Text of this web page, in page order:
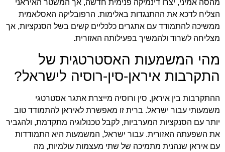
מהסה אמיני, יצרו דינמיקה פנימית חדשה, אך המשטר האיראני
הצליח לדכא את ההתנגדות באלימות. הרפובליקה האסלאמית
ממשיכה להתמודד עם אתגרים כלכליים קשים בשל הסנקציות, אך
מצליחה לשרוד ולהמשיך בפעילותה האזורית.
מהי המשמעות האסטרטגית של
התקרבות איראן-סין-רוסיה לישראל?
ההתקרבות בין איראן, סין ורוסיה מייצרת אתגר אסטרטגי
משמעותי עבור ישראל. ברית זו מאפשרת לאיראן להתמודד טוב
יותר עם הסנקציות המערביות, לקבל טכנולוגיה מתקדמת, ולהגביר
את השפעתה האזורית. עבור ישראל, המשמעות היא התמודדות
עם איראן שנהנית מתמיכה של שתי מעצמות עולמיות, מה